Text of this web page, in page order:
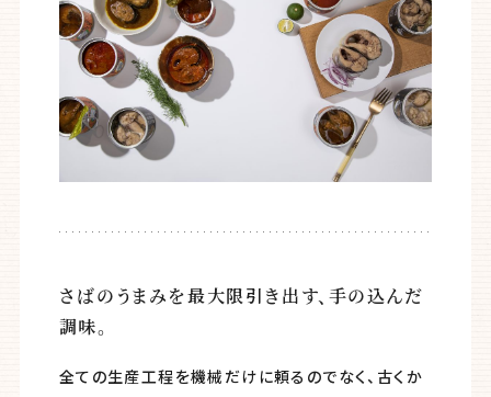
さばのうまみを最大限引き出す、手の込んだ
調味。
全ての生産工程を機械だけに頼るのでなく、古くか